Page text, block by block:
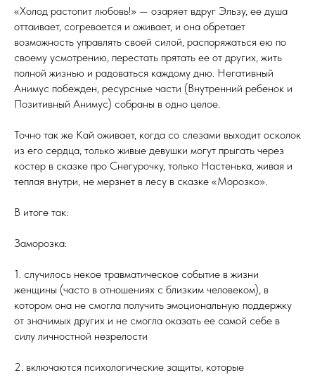
«Холод растопит любовь!» — озаряет вдруг Эльзу, ее душа
оттаивает, согревается и оживает, и она обретает
возможность управлять своей силой, распоряжаться ею по
своему усмотрению, перестать прятать ее от других, жить
полной жизнью и радоваться каждому дню. Негативный
Анимус побежден, ресурсные части (Внутренний ребенок и
Позитивный Анимус) собраны в одно целое.
Точно так же Кай оживает, когда со слезами выходит осколок
из его сердца, только живые девушки могут прыгать через
костер в сказке про Снегурочку, только Настенька, живая и
теплая внутри, не мерзнет в лесу в сказке «Морозко».
В итоге так:
Заморозка:
1. случилось некое травматическое событие в жизни
женщины (часто в отношениях с близким человеком), в
котором она не смогла получить эмоциональную поддержку
от значимых других и не смогла оказать ее самой себе в
силу личностной незрелости
2. включаются психологические защиты, которые